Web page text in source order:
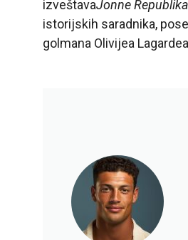
izveštavaJonne
istorijskih saradnika,
golmana Olivijea